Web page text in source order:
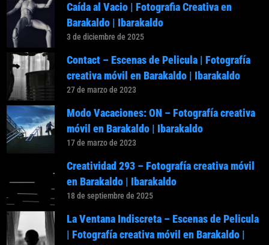
Caída al Vacio | Fotografia Creativa en
Barakaldo | Ibarakaldo
3 de diciembre de 2025
Contact – Escenas de Pelicula | Fotografía
creativa móvil en Barakaldo | Ibarakaldo
27 de marzo de 2023
Modo Vacaciones: ON – Fotografía creativa
móvil en Barakaldo | Ibarakaldo
17 de marzo de 2023
Creatividad 293 – Fotografía creativa móvil
en Barakaldo | Ibarakaldo
18 de septiembre de 2025
La Ventana Indiscreta – Escenas de Pelicula
| Fotografía creativa móvil en Barakaldo |